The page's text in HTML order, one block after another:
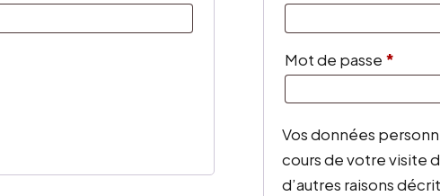
Mot de passe *
Vos données
cours de votre visite
d’autres raisons